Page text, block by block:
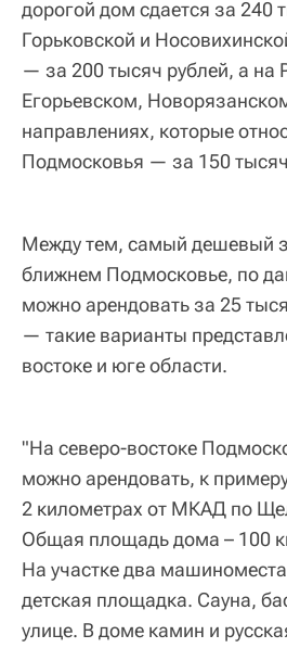
дорогой дом сдается за 240
Горьковской и
— за 200 тысяч рублей, а на
Егорьевском,
направлениях, которые
Подмосковья — за 150
Между тем, самый дешевый
ближнем Подмосковье, по
можно арендовать за 25
— такие варианты
востоке и юге области.
"На северо-востоке
можно арендовать, к
2 километрах от МКАД по
Общая площадь дома – 100
На участке два
детская площадка. Сауна,
улице. В доме камин и